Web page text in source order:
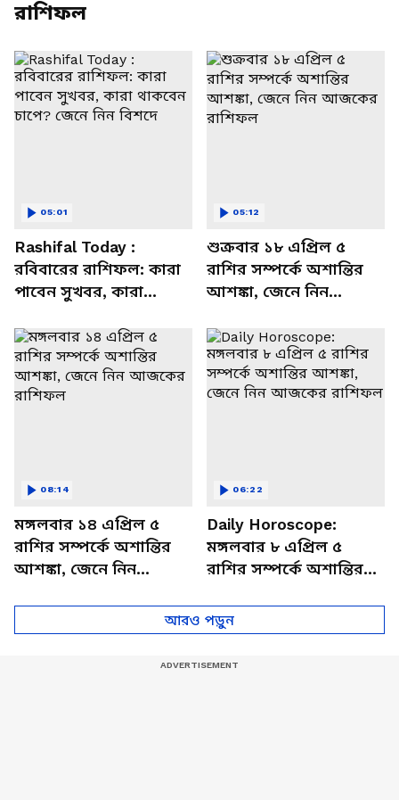
রাশিফল
Rashifal Today :
রবিবারের রাশিফল: কারা
পাবেন সুখবর, কারা
বিশদে
05:01
শুক্রবার ১৮ এপ্রিল ৫
রাশির সম্পর্কে অশান্তির
আশঙ্কা, জেনে নিন
05:12
মঙ্গলবার ১৪ এপ্রিল ৫
রাশির সম্পর্কে অশান্তির
আশঙ্কা, জেনে নিন
08:14
Daily Horoscope:
মঙ্গলবার ৮ এপ্রিল ৫
রাশির সম্পর্কে অশান্তির
আজকের রাশিফল
06:22
আরও পড়ুন